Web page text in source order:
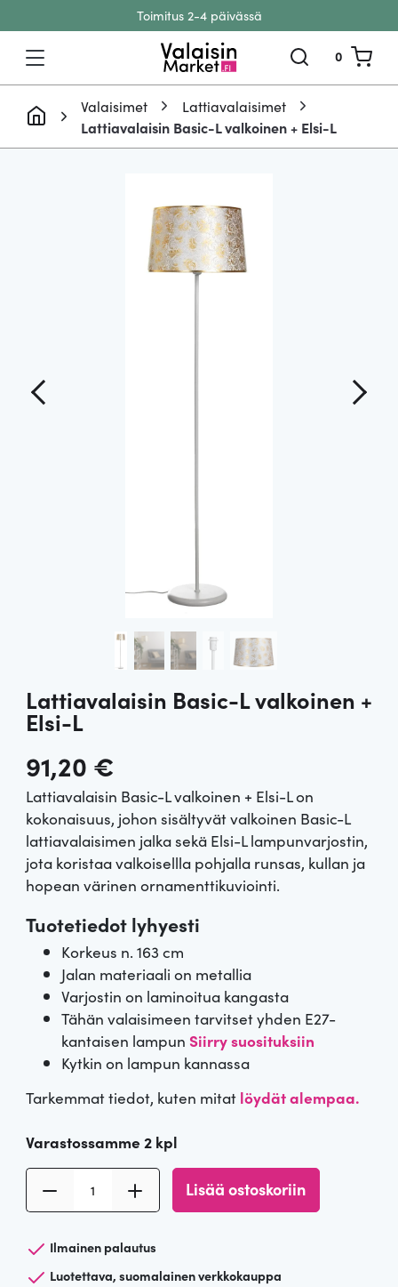
Toimitus 2-4 päivässä
Siirry sisältöön 0
Valaisimet
Lattiavalaisimet
Lattiavalaisin Basic-L valkoinen + Elsi-L
Lattiavalaisin Basic-L valkoinen +
Elsi-L
91,20 €
Lattiavalaisin Basic-L valkoinen + Elsi-L on
kokonaisuus, johon sisältyvät valkoinen Basic-L
lattiavalaisimen jalka sekä Elsi-L lampunvarjostin,
jota koristaa valkoisellla pohjalla runsas, kullan ja
hopean värinen ornamenttikuviointi.
Tuotetiedot lyhyesti
Korkeus n. 163 cm
Jalan materiaali on metallia
Varjostin on laminoitua kangasta
Tähän valaisimeen tarvitset yhden E27-
kantaisen lampun Siirry suosituksiin
Kytkin on lampun kannassa
Tarkemmat tiedot, kuten mitat löydät alempaa.
Varastossamme 2 kpl
t
i
Lisää ostoskoriin
Ilmainen palautus
Luotettava, suomalainen verkkokauppa